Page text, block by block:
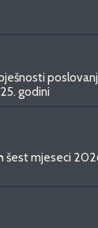
godini
šest mjeseci